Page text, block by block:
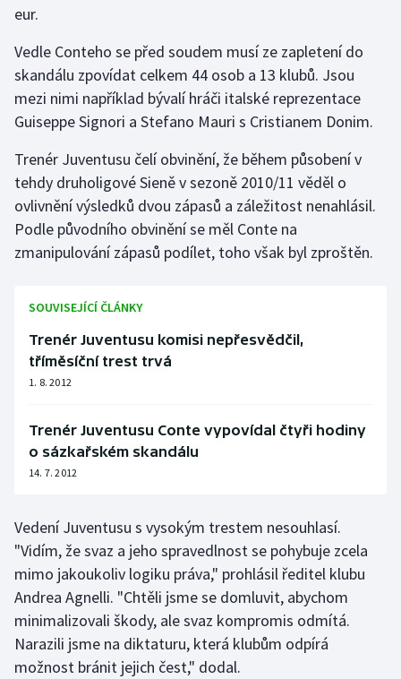
Florbal
Futsal
Golf
Gymnastika
Házená
Jezdectví
Judo
Krasobruslení
Lezení
Lyže a snowboard
Moderní pětiboj
Motorsport
Olympijské hry
Parasport
Plavání
Plážový volejbal
eur.
Vedle Conteho se před soudem musí ze zapletení do
skandálu zpovídat celkem 44 osob a 13 klubů. Jsou
mezi nimi například bývalí hráči italské reprezentace
Guiseppe Signori a Stefano Mauri s Cristianem Donim.
Trenér Juventusu čelí obvinění, že během působení v
tehdy druholigové Sieně v sezoně 2010/11 věděl o
ovlivnění výsledků dvou zápasů a záležitost nenahlásil.
Podle původního obvinění se měl Conte na
zmanipulování zápasů podílet, toho však byl zproštěn.
SOUVISEJÍCÍ ČLÁNKY
Trenér Juventusu komisi nepřesvědčil,
tříměsíční trest trvá
1. 8. 2012
Trenér Juventusu Conte vypovídal čtyři hodiny
o sázkařském skandálu
14. 7. 2012
Vedení Juventusu s vysokým trestem nesouhlasí.
"Vidím, že svaz a jeho spravedlnost se pohybuje zcela
mimo jakoukoliv logiku práva," prohlásil ředitel klubu
Andrea Agnelli. "Chtěli jsme se domluvit, abychom
minimalizovali škody, ale svaz kompromis odmítá.
Narazili jsme na diktaturu, která klubům odpírá
možnost bránit jejich čest," dodal.